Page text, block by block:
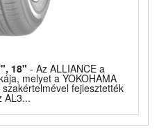
18" - Az ALLIANCE a
melyet a YOKOHAMA
fejlesztették
AL3...